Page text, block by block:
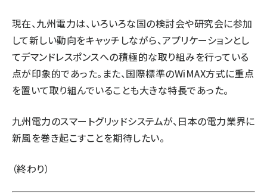
現在、九州電力は、いろいろな国の検討会や研究会に参加
して新しい動向をキャッチしながら、アプリケーションとし
てデマンドレスポンスへの積極的な取り組みを行っている
点が印象的であった。また、国際標準のWiMAX方式に重点
を置いて取り組んでいることも大きな特長であった。
九州電力のスマートグリッドシステムが、日本の電力業界に
新風を巻き起こすことを期待したい。
（終わり）